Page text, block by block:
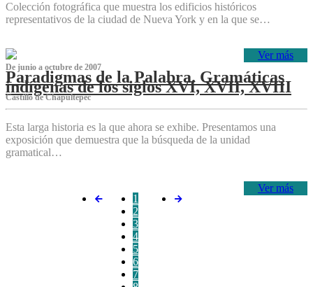
Colección fotográfica que muestra los edificios históricos
representativos de la ciudad de Nueva York y en la que se…
Ver más
De junio a octubre de 2007
Paradigmas de la Palabra. Gramáticas
indígenas de los siglos XVI, XVII, XVIII
Castillo de Chapultepec
Esta larga historia es la que ahora se exhibe. Presentamos una
exposición que demuestra que la búsqueda de la unidad
gramatical…
Ver más
1
2
3
4
5
6
7